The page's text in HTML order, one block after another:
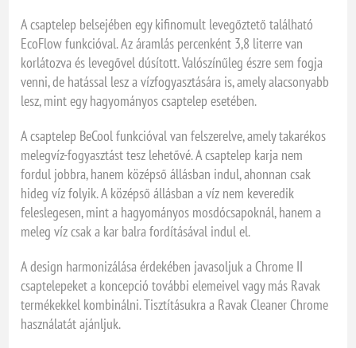
A csaptelep belsejében egy kifinomult levegőztető található
EcoFlow funkcióval. Az áramlás percenként 3,8 literre van
korlátozva és levegővel dúsított. Valószínűleg észre sem fogja
venni, de hatással lesz a vízfogyasztására is, amely alacsonyabb
lesz, mint egy hagyományos csaptelep esetében.
A csaptelep BeCool funkcióval van felszerelve, amely takarékos
melegvíz-fogyasztást tesz lehetővé. A csaptelep karja nem
fordul jobbra, hanem középső állásban indul, ahonnan csak
hideg víz folyik. A középső állásban a víz nem keveredik
feleslegesen, mint a hagyományos mosdócsapoknál, hanem a
meleg víz csak a kar balra fordításával indul el.
A design harmonizálása érdekében javasoljuk a Chrome II
csaptelepeket a koncepció további elemeivel vagy más Ravak
termékekkel kombinálni. Tisztításukra a Ravak Cleaner Chrome
használatát ajánljuk.